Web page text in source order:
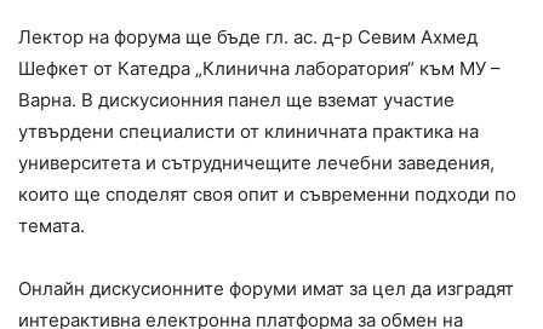
Лектор на форума ще бъде гл. ас. д-р Севим Ахмед
Шефкет от Катедра „Клинична лаборатория“ към МУ –
Варна. В дискусионния панел ще вземат участие
утвърдени специалисти от клиничната практика на
университета и сътрудничещите лечебни заведения,
които ще споделят своя опит и съвременни подходи по
темата.
Онлайн дискусионните форуми имат за цел да изградят
интерактивна електронна платформа за обмен на